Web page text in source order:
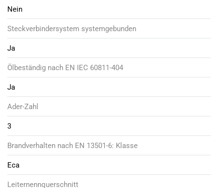
Nein
Steckverbindersystem systemgebunden
Ja
Ölbeständig nach EN IEC 60811-404
Ja
Ader-Zahl
3
Brandverhalten nach EN 13501-6: Klasse
Eca
Leiternennquerschnitt